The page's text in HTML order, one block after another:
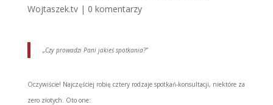
Wojtaszek.tv| 0 komentarzy
„Czy prowadzi Pani jakieś spotkania?”
Oczywiście! Najczęściej robię cztery rodzaje spotkań-konsultacji, niektóre za
zero złotych. Oto one: